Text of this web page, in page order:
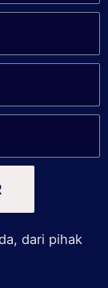
dari pihak